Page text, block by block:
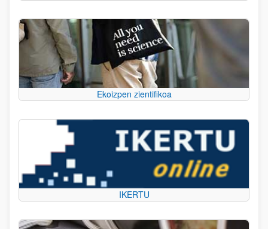
Ekoizpen zientifikoa
IKERTU